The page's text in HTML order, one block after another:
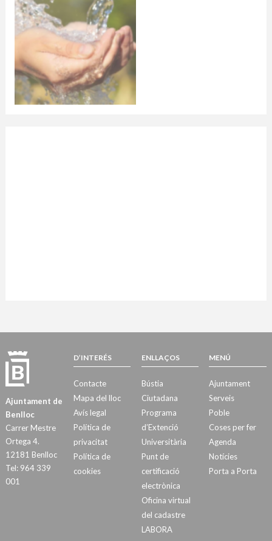
Ajuntament de
Benlloc
Carrer Mestre
Ortega 4.
12181 Benlloc
Tel: 964 339
001
D’INTERÉS
Contacte
Mapa del lloc
Avís legal
Política de
privacitat
Política de
cookies
ENLLAÇOS
Bústia
Ciutadana
Programa
d’Extenció
Universitària
Punt de
certificació
electrònica
Oficina virtual
del cadastre
LABORA
MENÚ
Ajuntament
Serveis
Poble
Coses per fer
Agenda
Notícies
Porta a Porta